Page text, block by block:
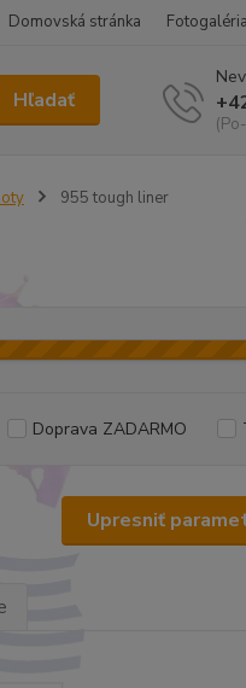
Domovská stránka Fotogaléria
Hľadať
955 tough liner
Upresniť
Doprava ZADARMO